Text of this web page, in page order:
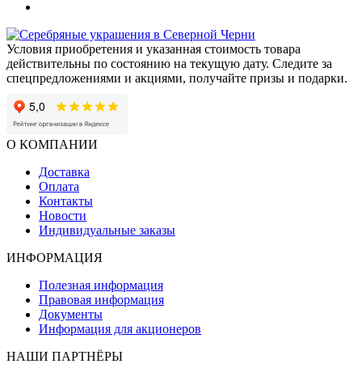
Условия приобретения и указанная стоимость товара
действительны по состоянию на текущую дату. Следите за
спецпредложениями и акциями, получайте призы и подарки.
О КОМПАНИИ
Доставка
Оплата
Контакты
Новости
Индивидуальные заказы
ИНФОРМАЦИЯ
Полезная информация
Правовая информация
Документы
Информация для акционеров
НАШИ ПАРТНЁРЫ